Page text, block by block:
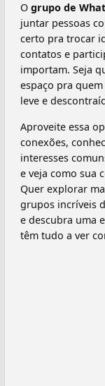
O grupo de
juntar pessoas
certo pra trocar
contatos e
importam. Seja
espaço pra
leve e
Aproveite essa
conexões,
interesses
e veja como sua
Quer explorar
grupos incríveis
e descubra uma
têm tudo a ver